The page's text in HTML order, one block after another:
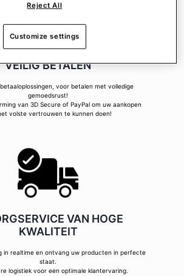
VEILIG BETALEN
voor betalen met volledige
gemoedsrust!
van 3D Secure of PayPal om uw aankopen
volste vertrouwen te kunnen doen!
VAN HOGE
KWALITEIT
in realtime en ontvang uw producten in perfecte
staat.
logistiek voor een optimale klantervaring.
Reject All
Customize settings